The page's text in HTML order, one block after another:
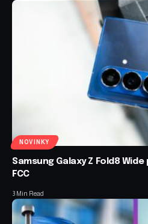
NOVINKY
Samsung Galaxy Z Fold8
FCC
3 Min Read